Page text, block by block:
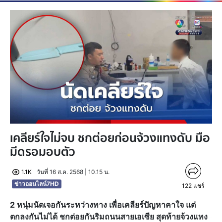
เคลียร์ใจไม่จบ ชกต่อยก่อนจ้วงแทงดับ มือ
มีดรอมอบตัว
1.1K
วันที่ 16 ส.ค. 2568 | 10.15 น.
ข่าวออนไลน์7HD
122 แชร์
2 หนุ่มนัดเจอกันระหว่างทาง เพื่อเคลียร์ปัญหาคาใจ แต่
ตกลงกันไม่ได้ ชกต่อยกันริมถนนสายเอเซีย สุดท้ายจ้วงแทง